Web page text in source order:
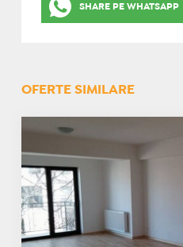
SHARE PE WHATSAPP
OFERTE SIMILARE